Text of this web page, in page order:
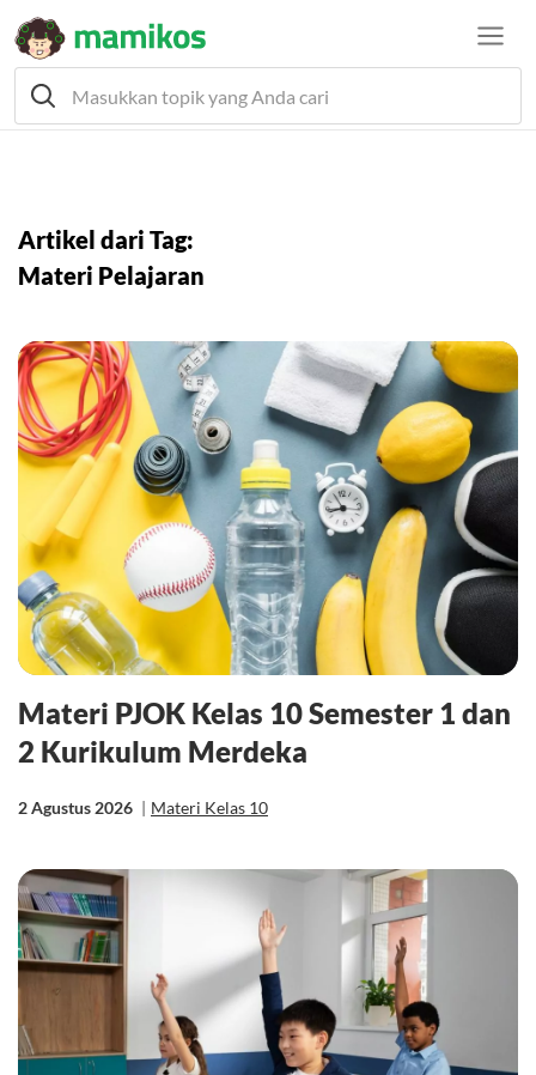
Artikel dari Tag:
Materi Pelajaran
Materi PJOK Kelas 10 Semester 1 dan
2 Kurikulum Merdeka
2 Agustus 2026 | Materi Kelas 10